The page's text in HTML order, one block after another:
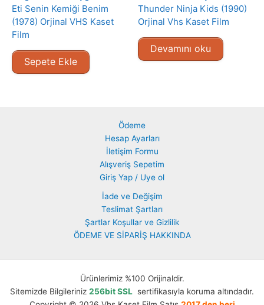
Eti Senin Kemiği Benim
(1978) Orjinal VHS Kaset
Film
Sepete Ekle
Thunder Ninja Kids (1990)
Orjinal Vhs Kaset Film
Devamını oku
Ödeme
Hesap Ayarları
İletişim Formu
Alışveriş Sepetim
Giriş Yap / Uye ol
İade ve Değişim
Teslimat Şartları
Şartlar Koşullar ve Gizlilik
ÖDEME VE SİPARİŞ HAKKINDA
Ürünlerimiz %100 Orijinaldir.
Sitemizde Bilgileriniz 256bit SSL sertifikasıyla koruma altındadır.